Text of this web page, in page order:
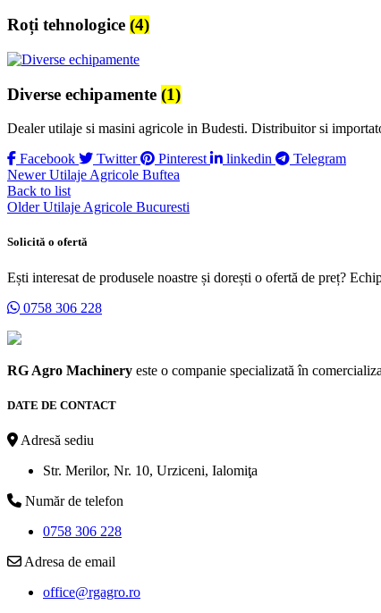
Roți tehnologice (4)
Diverse echipamente (1)
Dealer utilaje si masini agricole in Budesti. Distribuitor si
Facebook
Twitter Pinterest linkedin
Telegram
Newer Utilaje Agricole Buftea
Back to list
Older Utilaje Agricole Bucuresti
Solicită o ofertă
Ești interesat de produsele noastre și dorești o ofertă de preț?
0758 306 228
RG Agro Machinery este o companie specializată în
DATE DE CONTACT
Adresă sediu
Str. Merilor, Nr. 10, Urziceni, Ialomiţa
Număr de telefon
0758 306 228
Adresa de email
office@rgagro.ro